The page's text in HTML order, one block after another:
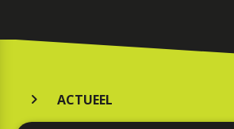
ACTUEEL